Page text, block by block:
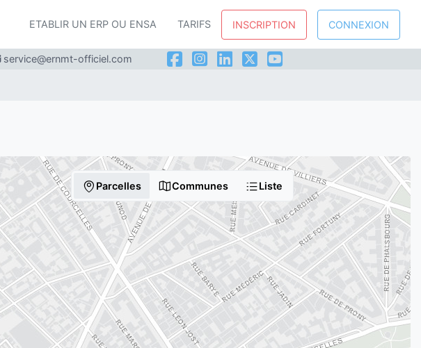
ETABLIR UN ERP OU ENSA TARIFS INSCRIPTION CONNEXION
service@ernmt-officiel.com
Parcelles Communes Liste